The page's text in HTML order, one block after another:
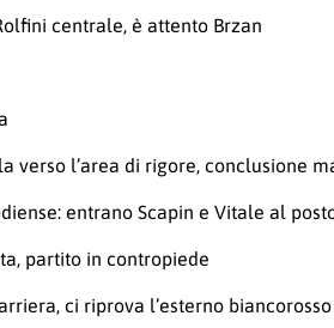
centrale, è attento Brzan
verso l’area di rigore, conclusione
entrano Scapin e Vitale al
partito in contropiede
ci riprova l’esterno